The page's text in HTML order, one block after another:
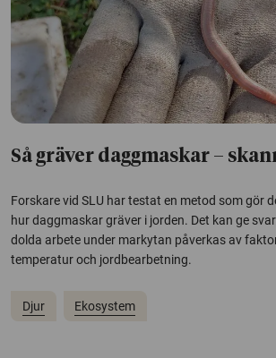
Så gräver daggmaskar –
Forskare vid SLU har testat en metod som gör
hur daggmaskar gräver i jorden. Det kan ge
dolda arbete under markytan påverkas av
temperatur och jordbearbetning.
Djur Ekosystem